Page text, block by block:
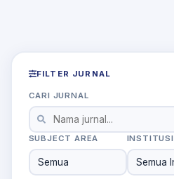
FILTER JURNAL
CARI JURNAL
SUBJECT AREA INSTITUSI